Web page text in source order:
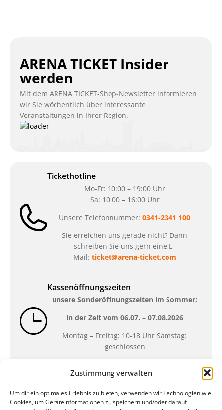
Zustimmung verwalten
Um dir ein optimales Erlebnis zu bieten, verwenden wir Technologien wie
Cookies, um Geräteinformationen zu speichern und/oder darauf
ARENA TICKET Insider
werden
Mit dem ARENA TICKET-Shop-Newsletter informieren
wir Sie wöchentlich über interessante
Veranstaltungen in Ihrer Region.
Tickethotline
Mo-Fr: 10:00 – 19:00 Uhr
Sa: 10:00 – 16:00 Uhr
Unsere Telefonnummer: 0341-2341 100
Sie erreichen uns gerade nicht? Dann
schreiben Sie uns gern eine E-
Mail: ticket@arena-ticket.com
Kassenöffnungszeiten
unsere Sonderöffnungszeiten im Sommer:
in der Zeit vom 06.07. – 07.08.2026
Montag – Freitag: 10-18 Uhr Samstag:
geschlossen
QUARTERBACK Immobilien ARENA
Am Sportforum 2, 04105 Leipzig